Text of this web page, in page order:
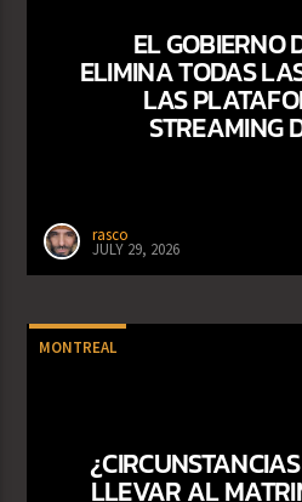
EL GOBIERNO
ELIMINA TODAS
LAS
STREAMING
rasco
JULY 29, 2026
MONTREAL
LLEVAR AL